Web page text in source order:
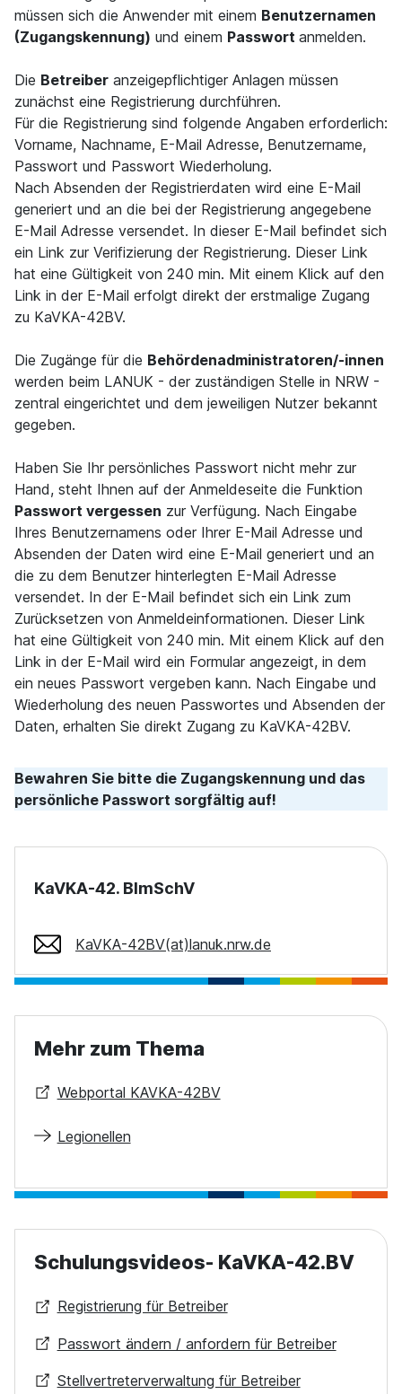
müssen sich die Anwender mit einem Benutzernamen
(Zugangskennung) und einem Passwort anmelden.
Die Betreiber anzeigepflichtiger Anlagen müssen
zunächst eine Registrierung durchführen.
Für die Registrierung sind folgende Angaben erforderlich:
Vorname, Nachname, E-Mail Adresse, Benutzername,
Passwort und Passwort Wiederholung.
Nach Absenden der Registrierdaten wird eine E-Mail
generiert und an die bei der Registrierung angegebene
E-Mail Adresse versendet. In dieser E-Mail befindet sich
ein Link zur Verifizierung der Registrierung. Dieser Link
hat eine Gültigkeit von 240 min. Mit einem Klick auf den
Link in der E-Mail erfolgt direkt der erstmalige Zugang
zu KaVKA-42BV.
Die Zugänge für die Behördenadministratoren/-innen
werden beim LANUK - der zuständigen Stelle in NRW -
zentral eingerichtet und dem jeweiligen Nutzer bekannt
gegeben.
Haben Sie Ihr persönliches Passwort nicht mehr zur
Hand, steht Ihnen auf der Anmeldeseite die Funktion
Passwort vergessen zur Verfügung. Nach Eingabe
Ihres Benutzernamens oder Ihrer E-Mail Adresse und
Absenden der Daten wird eine E-Mail generiert und an
die zu dem Benutzer hinterlegten E-Mail Adresse
versendet. In der E-Mail befindet sich ein Link zum
Zurücksetzen von Anmeldeinformationen. Dieser Link
hat eine Gültigkeit von 240 min. Mit einem Klick auf den
Link in der E-Mail wird ein Formular angezeigt, in dem
ein neues Passwort vergeben kann. Nach Eingabe und
Wiederholung des neuen Passwortes und Absenden der
Daten, erhalten Sie direkt Zugang zu KaVKA-42BV.
Bewahren Sie bitte die Zugangskennung und das
persönliche Passwort sorgfältig auf!
KaVKA-42. BImSchV
KaVKA-42BV(at)lanuk.nrw.de
Mehr zum Thema
Webportal KAVKA-42BV
Legionellen
Schulungsvideos- KaVKA-42.BV
Registrierung für Betreiber
Passwort ändern / anfordern für Betreiber
Stellvertreterverwaltung für Betreiber